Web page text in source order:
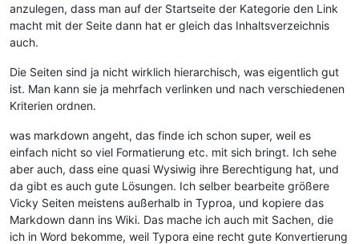
anzulegen, dass man auf der Startseite der Kategorie den Link
macht mit der Seite dann hat er gleich das Inhaltsverzeichnis
auch.
Die Seiten sind ja nicht wirklich hierarchisch, was eigentlich gut
ist. Man kann sie ja mehrfach verlinken und nach verschiedenen
Kriterien ordnen.
was markdown angeht, das finde ich schon super, weil es
einfach nicht so viel Formatierung etc. mit sich bringt. Ich sehe
aber auch, dass eine quasi Wysiwig ihre Berechtigung hat, und
da gibt es auch gute Lösungen. Ich selber bearbeite größere
Vicky Seiten meistens außerhalb in Typroa, und kopiere das
Markdown dann ins Wiki. Das mache ich auch mit Sachen, die
ich in Word bekomme, weil Typora eine recht gute Konvertierung